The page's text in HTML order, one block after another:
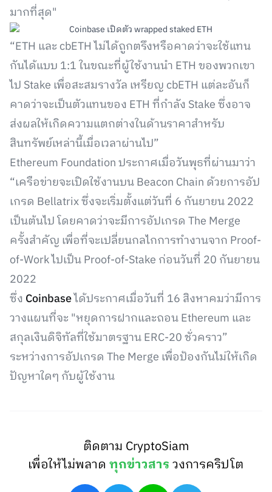
มากที่สุด"
“ETH และ cbETH ไม่ได้ถูกตรึงหรือคาดว่าจะใช้แทน
กันได้แบบ 1:1 ในขณะที่ผู้ใช้งานนำ ETH ของพวกเขา
ไป Stake เพื่อสะสมรางวัล เหรียญ cbETH แต่ละอันก็
คาดว่าจะเป็นตัวแทนของ ETH ที่กำลัง Stake ซึ่งอาจ
ส่งผลให้เกิดความแตกต่างในด้านราคาสำหรับ
สินทรัพย์เหล่านี้เมื่อเวลาผ่านไป”
Ethereum Foundation ประกาศเมื่อวันพุธที่ผ่านมาว่า
“เครือข่ายจะเปิดใช้งานบน Beacon Chain ด้วยการอัป
เกรด Bellatrix ซึ่งจะเริ่มตั้งแต่วันที่ 6 กันยายน 2022
เป็นต้นไป โดยคาดว่าจะมีการอัปเกรด The Merge
ครั้งสำคัญ เพื่อที่จะเปลี่ยนกลไกการทำงานจาก Proof-
of-Work ไปเป็น Proof-of-Stake ก่อนวันที่ 20 กันยายน
2022
ซึ่ง Coinbaseได้ประกาศเมื่อวันที่ 16 สิงหาคมว่ามีการ
วางแผนที่จะ "หยุดการฝากและถอน Ethereum และ
สกุลเงินดิจิทัลที่ใช้มาตรฐาน ERC-20 ชั่วคราว”
ระหว่างการอัปเกรด The Merge เพื่อป้องกันไม่ให้เกิด
ปัญหาใดๆ กับผู้ใช้งาน
ติดตาม CryptoSiam
เพื่อให้ไม่พลาดทุกข่าวสารวงการคริปโต